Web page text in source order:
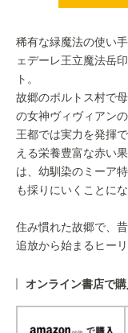
稀有な緑魔法の使い
ェデーレ王立魔法岳
ト。
故郷のポルトス村で
の女神ヴィヴィアン
王都では実力を発揮
える栄養豊富な赤い
は、幼馴染のミーア
も採りにいくことに
住み慣れた故郷で、
追放から始まるヒー
オンライン書店で